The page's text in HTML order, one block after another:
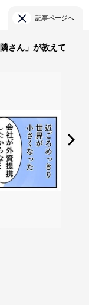
記事ページへ
さん」が教えて